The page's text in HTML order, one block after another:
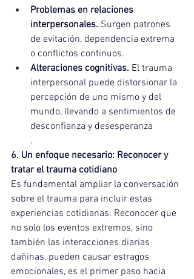
Problemas en relaciones
interpersonales. Surgen patrones
de evitación, dependencia extrema
o conflictos continuos.
Alteraciones cognitivas. El trauma
interpersonal puede distorsionar la
percepción de uno mismo y del
mundo, llevando a sentimientos de
desconfianza y desesperanza
.
6. Un enfoque necesario: Reconocer y
tratar el trauma cotidiano
Es fundamental ampliar la conversación
sobre el trauma para incluir estas
experiencias cotidianas. Reconocer que
no solo los eventos extremos, sino
también las interacciones diarias
dañinas, pueden causar estragos
emocionales, es el primer paso hacia